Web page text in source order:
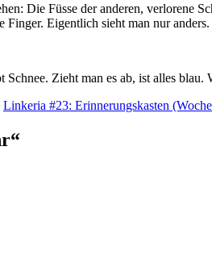
Die Füsse der anderen, verlorene
Finger. Eigentlich sieht man nur anders.
Zieht man es ab, ist alles
Linkeria #23: Erinnerungskasten
“